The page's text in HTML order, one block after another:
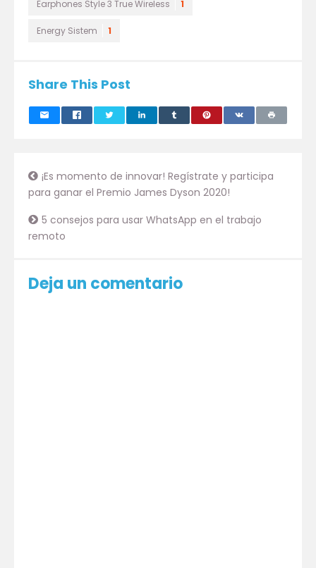
Earphones Style 3 True Wireless 1
Energy Sistem 1
Share This Post
¡Es momento de innovar! Regístrate y participa
para ganar el Premio James Dyson 2020!
5 consejos para usar WhatsApp en el trabajo
remoto
Deja un comentario